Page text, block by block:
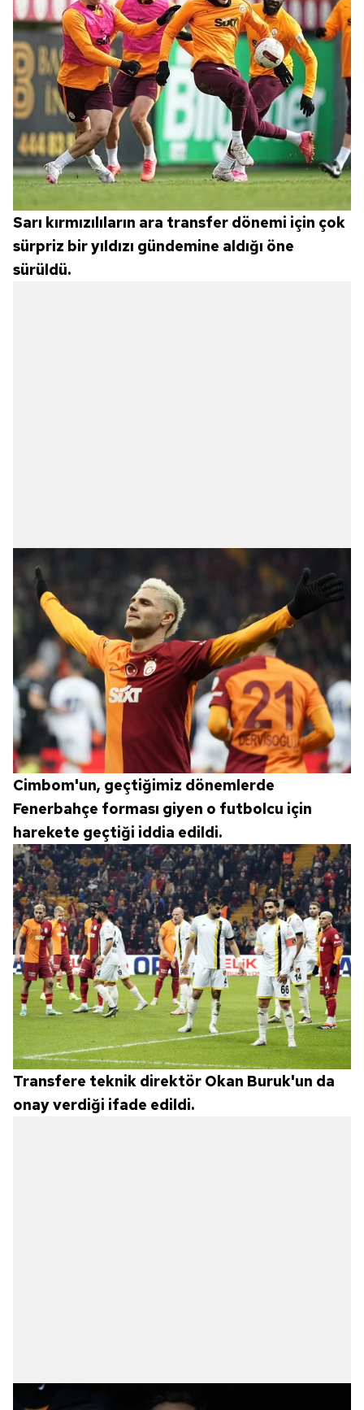
Sarı kırmızılıların ara transfer dönemi için çok
sürpriz bir yıldızı gündemine aldığı öne
sürüldü.
Cimbom'un, geçtiğimiz dönemlerde
Fenerbahçe forması giyen o futbolcu için
harekete geçtiği iddia edildi.
Transfere teknik direktör Okan Buruk'un da
onay verdiği ifade edildi.